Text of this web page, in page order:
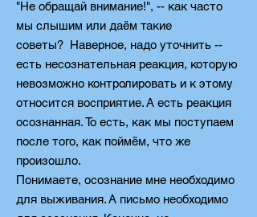
"Не обращай внимание!", -- как часто
мы слышим или даём такие
советы? Наверное, надо уточнить --
есть несознательная реакция, которую
невозможно контролировать и к этому
относится восприятие. А есть реакция
осознанная. То есть, как мы поступаем
после того, как поймём, что же
произошло.
Понимаете, осознание мне необходимо
для выживания. А письмо необходимо